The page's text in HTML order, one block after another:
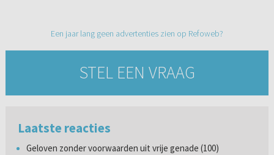
Een jaar lang geen advertenties zien op Refoweb?
STEL EEN VRAAG
Laatste reacties
Geloven zonder voorwaarden uit vrije genade (100)